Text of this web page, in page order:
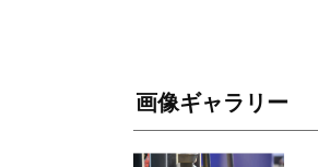
画像ギャラリー